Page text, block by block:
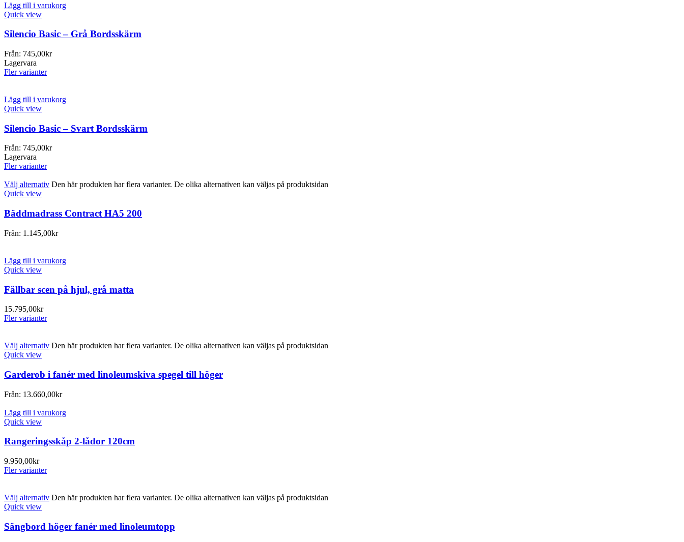
Lägg till i varukorg
Quick view
Silencio Basic – Grå Bordsskärm
Från: 745,00kr
Lagervara
Fler varianter
Lägg till i varukorg
Quick view
Silencio Basic – Svart Bordsskärm
Från: 745,00kr
Lagervara
Fler varianter
Välj alternativ Den här produkten har flera varianter. De olika alternativen kan väljas på produktsidan
Quick view
Bäddmadrass Contract HA5 200
Från: 1.145,00kr
Lägg till i varukorg
Quick view
Fällbar scen på hjul, grå matta
15.795,00kr
Fler varianter
Välj alternativ Den här produkten har flera varianter. De olika alternativen kan väljas på produktsidan
Quick view
Garderob i fanér med linoleumskiva spegel till höger
Från: 13.660,00kr
Lägg till i varukorg
Quick view
Rangeringsskåp 2-lådor 120cm
9.950,00kr
Fler varianter
Välj alternativ Den här produkten har flera varianter. De olika alternativen kan väljas på produktsidan
Quick view
Sängbord höger fanér med linoleumtopp